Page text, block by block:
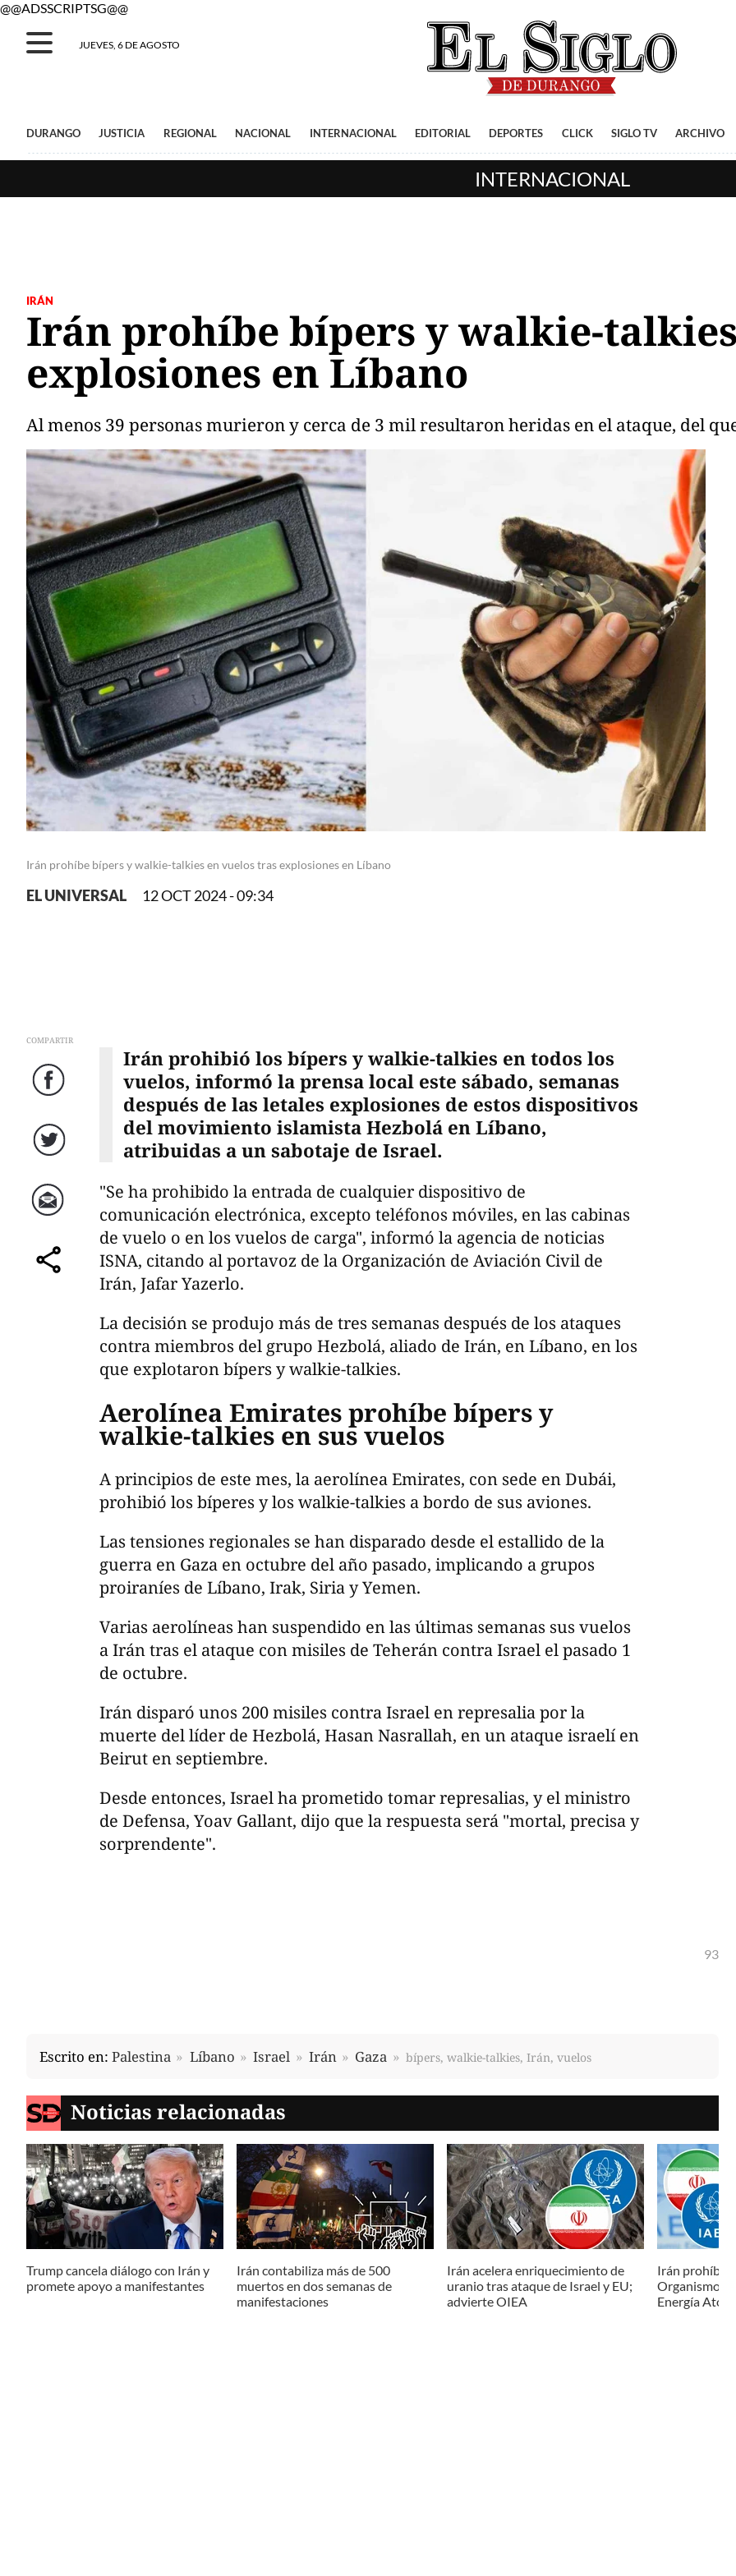
@@ADSSCRIPTSG@@
JUEVES, 6 DE AGOSTO
DURANGO JUSTICIA REGIONAL NACIONAL INTERNACIONAL EDITORIAL DEPORTES CLICK SIGLO TV ARCHIVO
INTERNACIONAL
IRÁN
Irán prohíbe bípers y walkie-
explosiones en Líbano
Al menos 39 personas murieron y cerca de 3 mil resultaron heridas en el ataque, del
Irán prohíbe bípers y walkie-talkies en vuelos tras explosiones en Líbano
EL UNIVERSAL 12 OCT 2024 - 09:34
COMPARTIR
Facebook
Twitter
Correo
comparte
Irán prohibió los bípers y walkie-talkies en todos los
vuelos, informó la prensa local este sábado, semanas
después de las letales explosiones de estos dispositivos
del movimiento islamista Hezbolá en Líbano,
atribuidas a un sabotaje de Israel.
"Se ha prohibido la entrada de cualquier dispositivo de
comunicación electrónica, excepto teléfonos móviles, en las cabinas
de vuelo o en los vuelos de carga", informó la agencia de noticias
ISNA, citando al portavoz de la Organización de Aviación Civil de
Irán, Jafar Yazerlo.
La decisión se produjo más de tres semanas después de los ataques
contra miembros del grupo Hezbolá, aliado de Irán, en Líbano, en los
que explotaron bípers y walkie-talkies.
Aerolínea Emirates prohíbe bípers y
walkie-talkies en sus vuelos
A principios de este mes, la aerolínea Emirates, con sede en Dubái,
prohibió los bíperes y los walkie-talkies a bordo de sus aviones.
Las tensiones regionales se han disparado desde el estallido de la
guerra en Gaza en octubre del año pasado, implicando a grupos
proiraníes de Líbano, Irak, Siria y Yemen.
Varias aerolíneas han suspendido en las últimas semanas sus vuelos
a Irán tras el ataque con misiles de Teherán contra Israel el pasado 1
de octubre.
Irán disparó unos 200 misiles contra Israel en represalia por la
muerte del líder de Hezbolá, Hasan Nasrallah, en un ataque israelí en
Beirut en septiembre.
Desde entonces, Israel ha prometido tomar represalias, y el ministro
de Defensa, Yoav Gallant, dijo que la respuesta será "mortal, precisa y
sorprendente".
93
Escrito en: Palestina Líbano Israel Irán Gaza bípers, walkie-talkies, Irán, vuelos
Noticias relacionadas
Trump cancela diálogo con Irán y
promete apoyo a manifestantes
Irán contabiliza más de 500
muertos en dos semanas de
manifestaciones
Irán acelera enriquecimiento de
uranio tras ataque de Israel y EU;
advierte OIEA
Irán prohíbe
Organismo
Energía